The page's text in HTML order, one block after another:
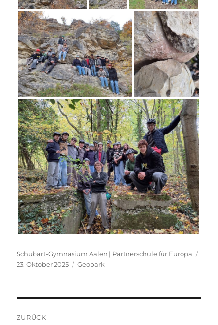
Autor
Schubart-Gymnasium Aalen | Partnerschule für Europa
23. Oktober 2025 Kategorien
Geopark
ZURÜCK